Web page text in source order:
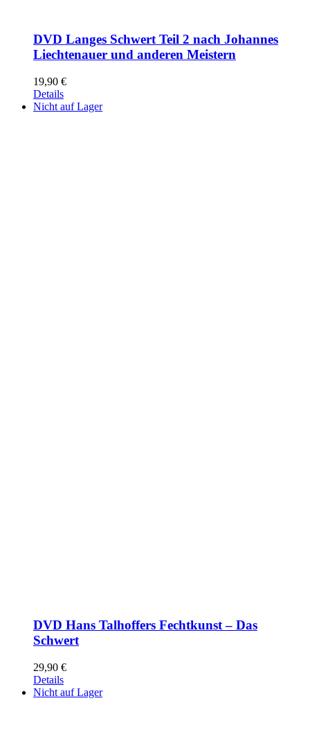
DVD Langes Schwert Teil 2 nach Johannes
Liechtenauer und anderen Meistern
19,90 €
Details
Nicht auf Lager
DVD Hans Talhoffers Fechtkunst – Das
Schwert
29,90 €
Details
Nicht auf Lager